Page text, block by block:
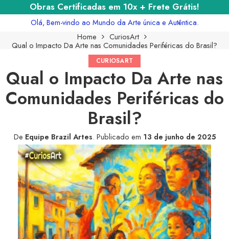
Obras Certificadas em 10x + Frete Grátis!
Olá, Bem-vindo ao Mundo da Arte única e Autêntica.
Home
CuriosArt
Qual o Impacto Da Arte nas Comunidades Periféricas do Brasil?
CURIOSART
Qual o Impacto Da Arte nas
Comunidades Periféricas do
Brasil?
De Equipe Brazil Artes. Publicado em 13 de junho de 2025